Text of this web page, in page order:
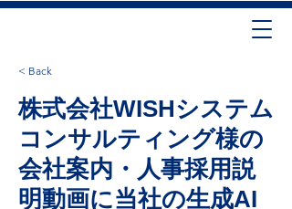
< Back
株式会社WISHシステム
コンサルティング様の
会社案内・人事採用説
明動画に当社の生成AI